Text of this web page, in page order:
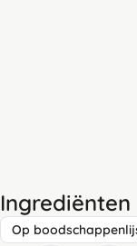
Ingrediënten
Op